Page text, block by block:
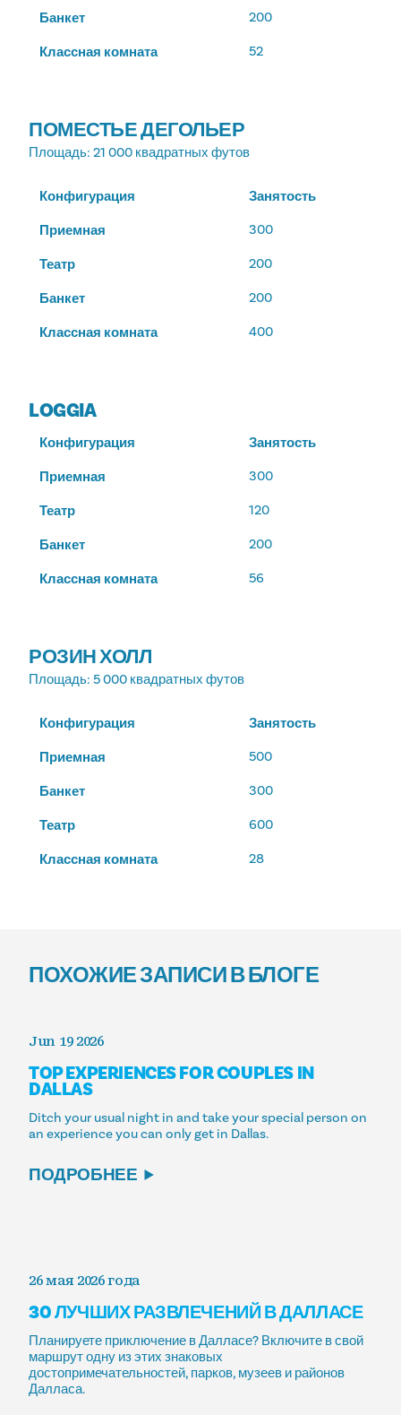
Банкет 200
Классная комната 52
ПОМЕСТЬЕ ДЕГОЛЬЕР
Площадь: 21 000 квадратных футов
Конфигурация Занятость
Приемная 300
Театр 200
Банкет 200
Классная комната 400
LOGGIA
Конфигурация Занятость
Приемная 300
Театр 120
Банкет 200
Классная комната 56
РОЗИН ХОЛЛ
Площадь: 5 000 квадратных футов
Конфигурация Занятость
Приемная 500
Банкет 300
Театр 600
Классная комната 28
ПОХОЖИЕ ЗАПИСИ В БЛОГЕ
Jun 19 2026
TOP EXPERIENCES FOR COUPLES IN
DALLAS
Ditch your usual night in and take your special person on
an experience you can only get in Dallas.
ПОДРОБНЕЕ
26 мая 2026 года
30 ЛУЧШИХ РАЗВЛЕЧЕНИЙ В ДАЛЛАСЕ
Планируете приключение в Далласе? Включите в свой
маршрут одну из этих знаковых
достопримечательностей, парков, музеев и районов
Далласа.